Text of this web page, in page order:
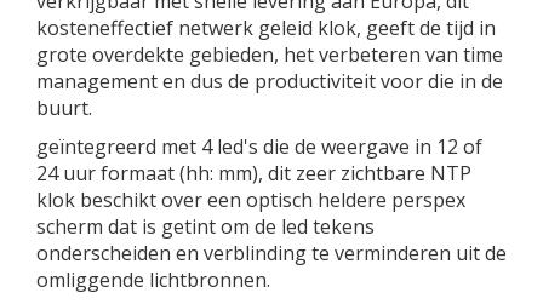
kosteneffectief netwerk geleid klok, geeft de tijd in
grote overdekte gebieden, het verbeteren van time
management en dus de productiviteit voor die in de
buurt.
geïntegreerd met 4 led's die de weergave in 12 of
24 uur formaat (hh: mm), dit zeer zichtbare NTP
klok beschikt over een optisch heldere perspex
scherm dat is getint om de led tekens
onderscheiden en verblinding te verminderen uit de
omliggende lichtbronnen.